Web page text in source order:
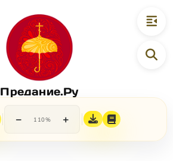
Предание.Ру
− 110% +